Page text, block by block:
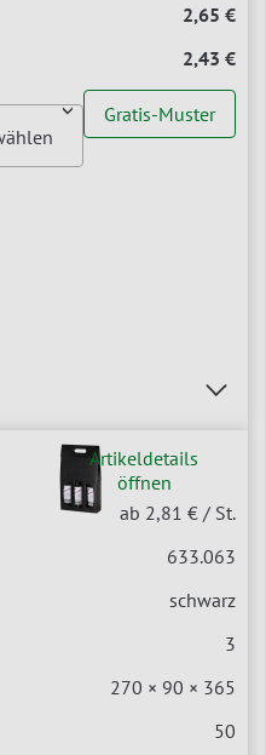
2,65 €
2,43 €
Gratis-Muster
Artikeldetails
öffnen
ab 2,81 € / St.
633.063
schwarz
3
270 × 90 × 365
50